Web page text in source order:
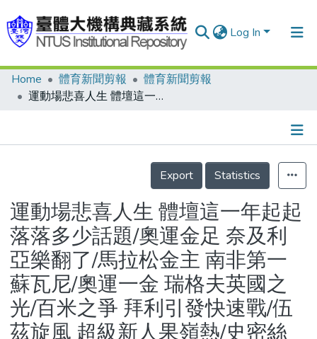
Log In
Communities & Collections
Statistics
Home 體育新聞剪報
體育新聞剪報
運動場悲喜人生 體壇這一年起起落落多少話題/奧運金足 奈及利亞樂翻了/馬拉松金主 南非第一蘇瓦尼/奧運一金 瑞格夫英國之光/百米之爭 拜利引發快速戰/伍茲旋風 超級新人果嶺熱/史密絲帥 愛爾蘭揚眉吐氣/果嶺憾事 諾曼得療傷止痛/顫抖聖火 阿里現身令人唏噓/一桿退賽 艾倫揮桿成本高
Details
Export
Statistics
運動場悲喜人生 體壇這一年起起
落落多少話題/奧運金足 奈及利
亞樂翻了/馬拉松金主 南非第一
蘇瓦尼/奧運一金 瑞格夫英國之
光/百米之爭 拜利引發快速戰/伍
茲旋風 超級新人果嶺熱/史密絲